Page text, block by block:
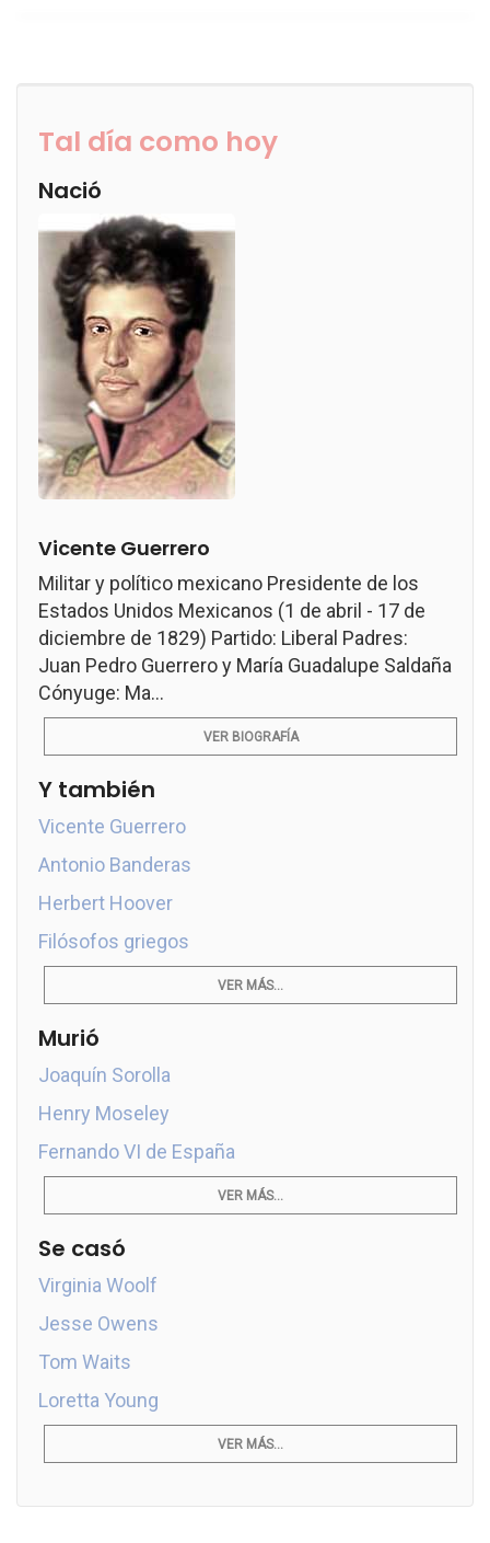
Tal día como hoy
Nació
Vicente Guerrero
Militar y político mexicano Presidente de los
Estados Unidos Mexicanos (1 de abril - 17 de
diciembre de 1829) Partido: Liberal Padres:
Juan Pedro Guerrero y María Guadalupe Saldaña
Cónyuge: Ma...
VER BIOGRAFÍA
Y también
Vicente Guerrero
Antonio Banderas
Herbert Hoover
Filósofos griegos
VER MÁS...
Murió
Joaquín Sorolla
Henry Moseley
Fernando VI de España
VER MÁS...
Se casó
Virginia Woolf
Jesse Owens
Tom Waits
Loretta Young
VER MÁS...